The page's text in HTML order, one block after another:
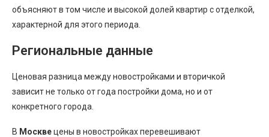
объясняют в том числе и высокой долей квартир с отделкой,
характерной для этого периода.
Региональные данные
Ценовая разница между новостройками и вторичкой
зависит не только от года постройки дома, но и от
конкретного города.
В Москвецены в новостройках перевешивают